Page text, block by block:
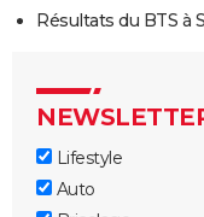
Résultats du BTS à
Lifestyle
Auto